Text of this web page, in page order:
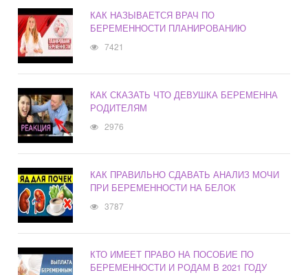
КАК НАЗЫВАЕТСЯ ВРАЧ ПО
БЕРЕМЕННОСТИ ПЛАНИРОВАНИЮ
7421
КАК СКАЗАТЬ ЧТО ДЕВУШКА БЕРЕМЕННА
РОДИТЕЛЯМ
2976
КАК ПРАВИЛЬНО СДАВАТЬ АНАЛИЗ МОЧИ
ПРИ БЕРЕМЕННОСТИ НА БЕЛОК
3787
КТО ИМЕЕТ ПРАВО НА ПОСОБИЕ ПО
БЕРЕМЕННОСТИ И РОДАМ В 2021 ГОДУ